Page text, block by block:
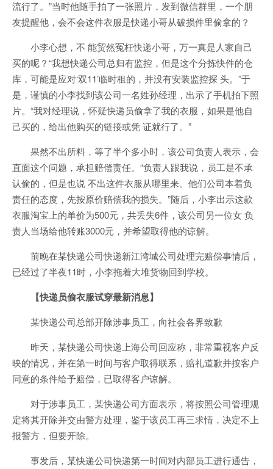
流行了。”当时他随手拍了一张照片，发到微信群里，一个朋
友提醒他，会不会这件衣服是快递小哥从破损件里偷拿的？
小李心想，不 能贸然冤枉快递小哥，万一真是人家自己
买的呢？“我想快递公司总归有监控，但是这个分拣快件的仓
库，可能是应对‘双11’临时租的，并没有安装监控探 头。”于
是，谨慎的小李找到该公司一名姓孙经理，出示了手机拍下照
片。“我对经理说，怀疑快递员偷拿了我的衣服，如果是他自
己买的，给出他购买的链接或凭 证就行了。”
果然不出所料，等了半个多小时，该公司负责人表示，会
直面这个问题，承担赔偿责任。“负责人跟我说，员工是不承
认偷的，但是也说 不出这件衣服从哪里来。他们公司本着负
责任的态度，先按原价赔偿我的损失。”随后，小李出示这款
衣服淘宝上的单价为500元，共丢失6件，该公司另一位女 负
责人当场给他转账3000元，并希望取得他的谅解。
前晚在某快递公司快递新江湾城公司处理完赔偿事情后，
已经过了半夜11时，小李拖着大堆货物回到学校。
【快递员偷衣服试穿最新消息】
某快递公司总部开除涉事员工，向社会各界致歉
昨天，某快递公司快递上海公司回应称，非常重视客户反
映的情况，并在第一时间与客户取得联系，赔礼道歉并按客户
同意的条件给予赔偿，已取得客户谅解。
对于涉事员工，某快递公司方面表示，将按照公司管理规
定将其开除并交由警方处理，鉴于该员工再三求情，决定不上
报警方，但要开除。
事发后，某快递公司快递第一时间对内部员工进行通告，